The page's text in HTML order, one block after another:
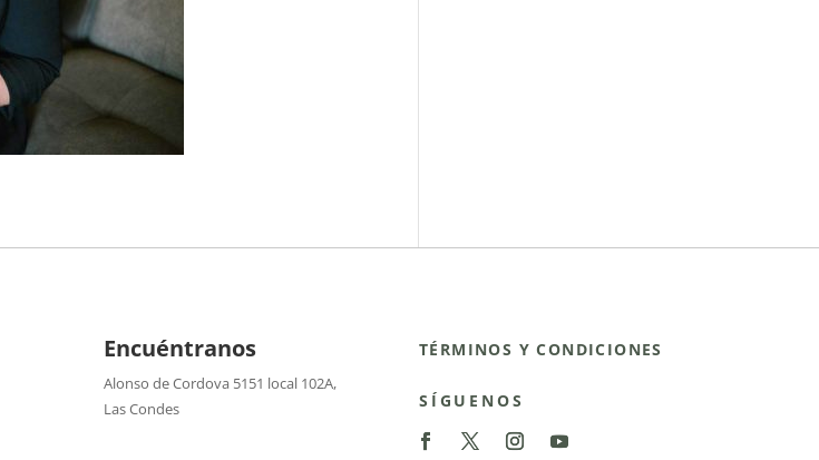
Encuéntranos
Alonso de Cordova 5151 local 102A,
Las Condes
TÉRMINOS Y CONDICIONES
SÍGUENOS